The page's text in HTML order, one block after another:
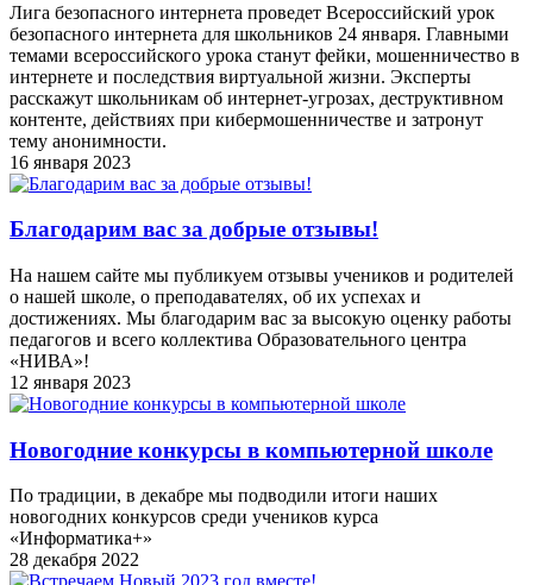
Лига безопасного интернета проведет Всероссийский урок
безопасного интернета для школьников 24 января. Главными
темами всероссийского урока станут фейки, мошенничество в
интернете и последствия виртуальной жизни. Эксперты
расскажут школьникам об интернет-угрозах, деструктивном
контенте, действиях при кибермошенничестве и затронут
тему анонимности.
16 января 2023
Благодарим вас за добрые отзывы!
На нашем сайте мы публикуем отзывы учеников и родителей
о нашей школе, о преподавателях, об их успехах и
достижениях. Мы благодарим вас за высокую оценку работы
педагогов и всего коллектива Образовательного центра
«НИВА»!
12 января 2023
Новогодние конкурсы в компьютерной школе
По традиции, в декабре мы подводили итоги наших
новогодних конкурсов среди учеников курса
«Информатика+»
28 декабря 2022